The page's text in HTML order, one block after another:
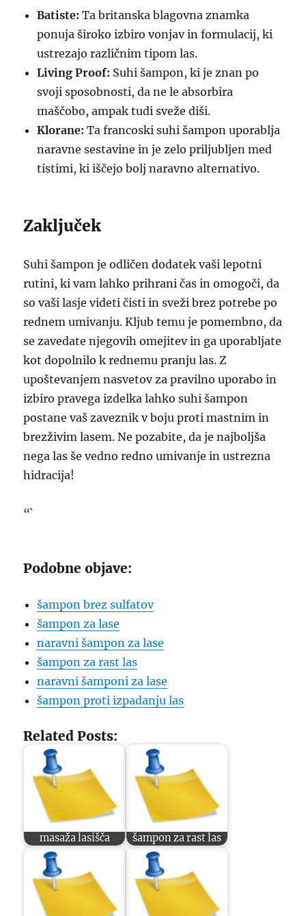
Batiste: Ta britanska blagovna znamka
ponuja široko izbiro vonjav in formulacij, ki
ustrezajo različnim tipom las.
Living Proof: Suhi šampon, ki je znan po
svoji sposobnosti, da ne le absorbira
maščobo, ampak tudi sveže diši.
Klorane: Ta francoski suhi šampon uporablja
naravne sestavine in je zelo priljubljen med
tistimi, ki iščejo bolj naravno alternativo.
Zaključek
Suhi šampon je odličen dodatek vaši lepotni
rutini, ki vam lahko prihrani čas in omogoči, da
so vaši lasje videti čisti in sveži brez potrebe po
rednem umivanju. Kljub temu je pomembno, da
se zavedate njegovih omejitev in ga uporabljate
kot dopolnilo k rednemu pranju las. Z
upoštevanjem nasvetov za pravilno uporabo in
izbiro pravega izdelka lahko suhi šampon
postane vaš zaveznik v boju proti mastnim in
brezživim lasem. Ne pozabite, da je najboljša
nega las še vedno redno umivanje in ustrezna
hidracija!
“`
Podobne objave:
šampon brez sulfatov
šampon za lase
naravni šampon za lase
šampon za rast las
naravni šamponi za lase
šampon proti izpadanju las
Related Posts:
masaža lasišča šampon za rast las